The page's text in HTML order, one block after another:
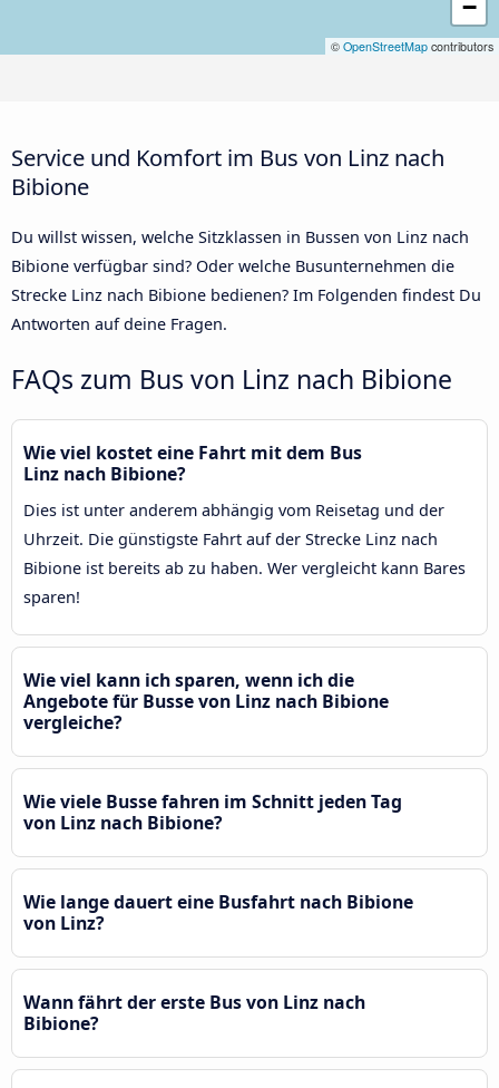
−
© OpenStreetMap contributors
Service und Komfort im Bus von Linz nach
Bibione
Du willst wissen, welche Sitzklassen in Bussen von Linz nach
Bibione verfügbar sind? Oder welche Busunternehmen die
Strecke Linz nach Bibione bedienen? Im Folgenden findest Du
Antworten auf deine Fragen.
FAQs zum Bus von Linz nach Bibione
Wie viel kostet eine Fahrt mit dem Bus
Linz nach Bibione?
Dies ist unter anderem abhängig vom Reisetag und der
Uhrzeit. Die günstigste Fahrt auf der Strecke Linz nach
Bibione ist bereits ab zu haben. Wer vergleicht kann Bares
sparen!
Wie viel kann ich sparen, wenn ich die
Angebote für Busse von Linz nach Bibione
vergleiche?
Wie viele Busse fahren im Schnitt jeden Tag
von Linz nach Bibione?
Wie lange dauert eine Busfahrt nach Bibione
von Linz?
Wann fährt der erste Bus von Linz nach
Bibione?